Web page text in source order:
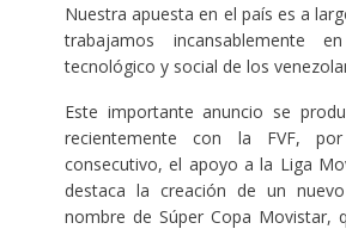
Nuestra apuesta en el país es a
trabajamos incansablemente
tecnológico y social de los
Este importante anuncio se
recientemente con la FVF,
consecutivo, el apoyo a la Liga
destaca la creación de un
nombre de Súper Copa Movistar,